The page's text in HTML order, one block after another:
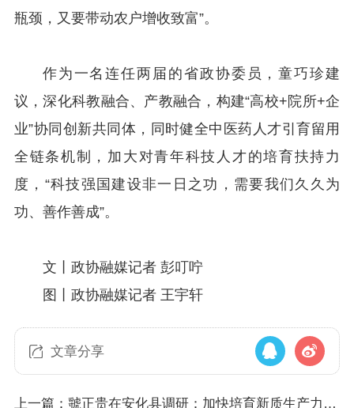
瓶颈，又要带动农户增收致富”。
作为一名连任两届的省政协委员，童巧珍建
议，深化科教融合、产教融合，构建“高校+院所+企
业”协同创新共同体，同时健全中医药人才引育留用
全链条机制，加大对青年科技人才的培育扶持力
度，“科技强国建设非一日之功，需要我们久久为
功、善作善成”。
文丨政协融媒记者 彭叮咛
图丨政协融媒记者 王宇轩
文章分享
上一篇：虢正贵在安化县调研：加快培育新质生产力，